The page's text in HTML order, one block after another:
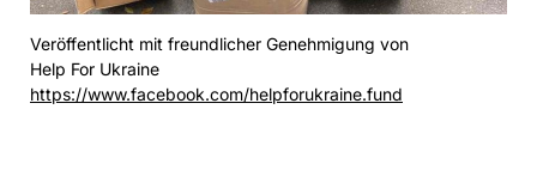
Veröffentlicht mit freundlicher Genehmigung von
Help For Ukraine
https://www.facebook.com/helpforukraine.fund